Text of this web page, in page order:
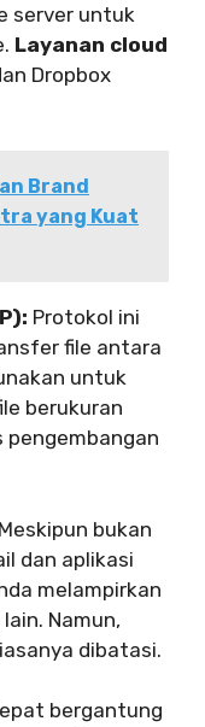
server untuk
Layanan cloud
Dropbox
Brand
yang Kuat
Protokol ini
file antara
untuk
berukuran
Meskipun bukan
dan aplikasi
melampirkan
Namun,
dibatasi.
bergantung